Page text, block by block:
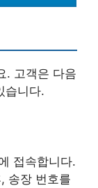
. 고객은 다음
습니다.
접속합니다.
송장 번호를